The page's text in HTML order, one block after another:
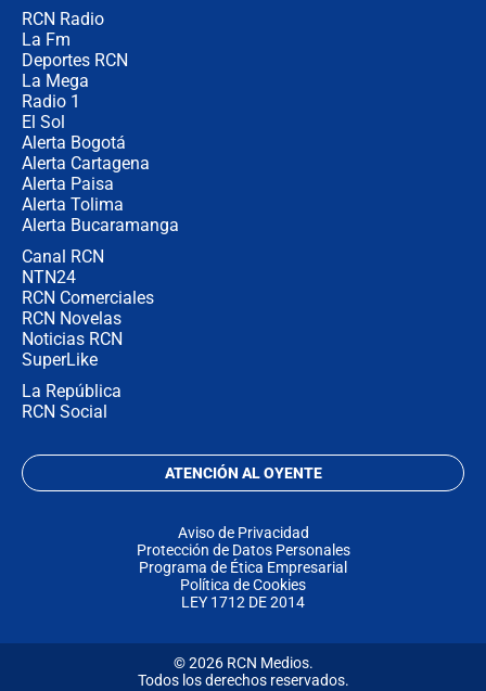
RCN Radio
La Fm
Deportes RCN
La Mega
Radio 1
El Sol
Alerta Bogotá
Alerta Cartagena
Alerta Paisa
Alerta Tolima
Alerta Bucaramanga
Canal RCN
NTN24
RCN Comerciales
RCN Novelas
Noticias RCN
SuperLike
La República
RCN Social
ATENCIÓN AL OYENTE
Aviso de Privacidad
Protección de Datos Personales
Programa de Ética Empresarial
Política de Cookies
LEY 1712 DE 2014
© 2026 RCN Medios.
Todos los derechos reservados.